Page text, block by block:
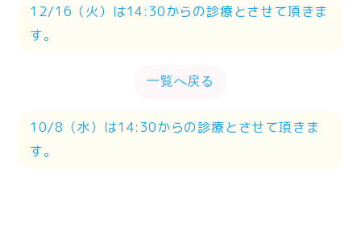
12/16（火）は14:30からの診療とさせて頂きま
す。
一覧へ戻る
10/8（水）は14:30からの診療とさせて頂きま
す。